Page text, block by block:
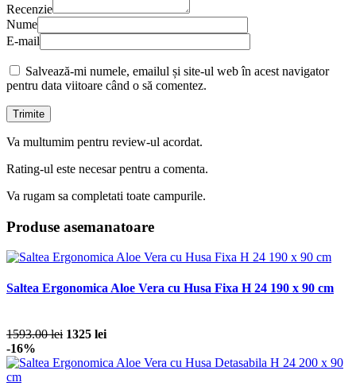
Recenzie
Nume
E-mail
Salvează-mi numele, emailul și site-ul web în acest navigator
pentru data viitoare când o să comentez.
Va multumim pentru review-ul acordat.
Rating-ul este necesar pentru a comenta.
Va rugam sa completati toate campurile.
Produse asemanatoare
Saltea Ergonomica Aloe Vera cu Husa Fixa H 24 190 x 90 cm
1593.00 lei 1325 lei
-16%